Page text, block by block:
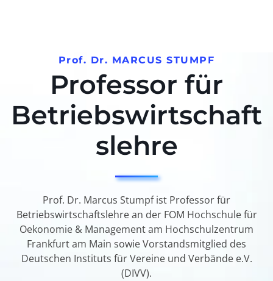
Prof. Dr. MARCUS STUMPF
Professor für
Betriebswirtschaft
slehre
Prof. Dr. Marcus Stumpf ist Professor für
Betriebswirtschaftslehre an der FOM Hochschule für
Oekonomie & Management am Hochschulzentrum
Frankfurt am Main sowie Vorstandsmitglied des
Deutschen Instituts für Vereine und Verbände e.V.
(DIVV).